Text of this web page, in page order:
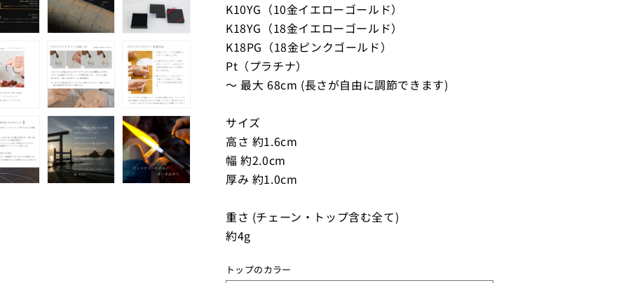
K10YG（10金イエローゴールド）
K18YG（18金イエローゴールド）
K18PG（18金ピンクゴールド）
Pt（プラチナ）
～ 最大 68cm (長さが自由に調節できます)
サイズ
高さ 約1.6cm
幅 約2.0cm
厚み 約1.0cm
重さ (チェーン・トップ含む全て)
約4g
トップのカラー